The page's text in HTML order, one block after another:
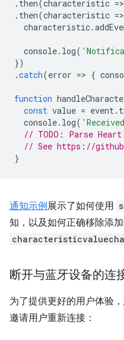
. then(characteristic =>
. then(characteristic =>
characteristic.
console. log(
})
.catch(error => {
function
const value = event.
console. log(
// TODO: Parse Heart
// See https://
}
通知示例展示了如何使用
知，以及如何正确移除添
断开与蓝牙设备的连
为了提供更好的用户体验
邀请用户重新连接：